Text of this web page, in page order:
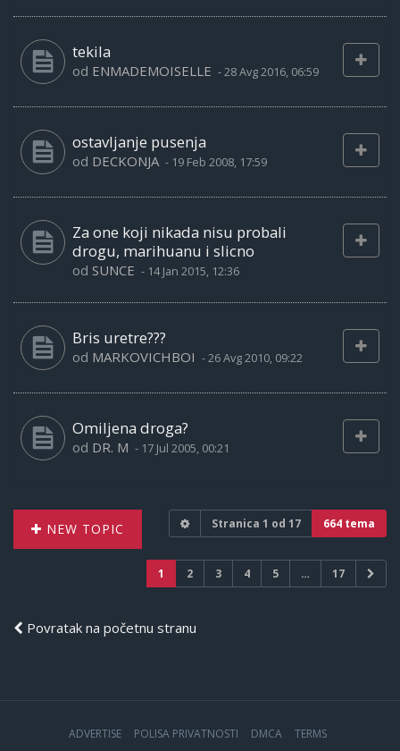
tekila
od ENMADEMOISELLE -28 Avg 2016, 06:59
ostavljanje pusenja
od DECKONJA - 19 Feb 2008, 17:59
Za one koji nikada nisu probali
drogu, marihuanu i slicno
od SUNCE - 14 Jan 2015, 12:36
Bris uretre???
od MARKOVICHBOI -26 Avg 2010, 09:22
Omiljena droga?
od DR. M - 17 Jul 2005, 00:21
NEW TOPIC Stranica 1 od 17 664 tema
1 2 3 4 5 … 17
Povratak na početnu stranu
ADVERTISE POLISA PRIVATNOSTI DMCA TERMS